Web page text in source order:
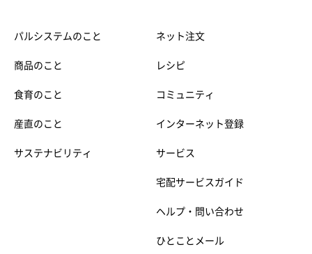
パルシステムのこと
商品のこと
食育のこと
産直のこと
サステナビリティ
ネット注文
レシピ
コミュニティ
インターネット登録
サービス
宅配サービスガイド
ヘルプ・問い合わせ
ひとことメール